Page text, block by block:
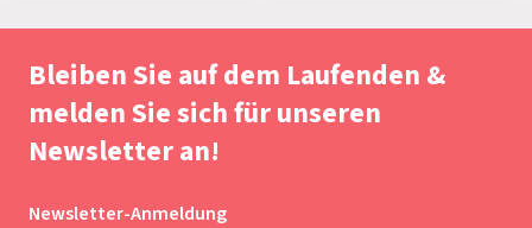
Bleiben Sie auf dem Laufenden &
melden Sie sich für unseren
Newsletter an!
Newsletter-Anmeldung